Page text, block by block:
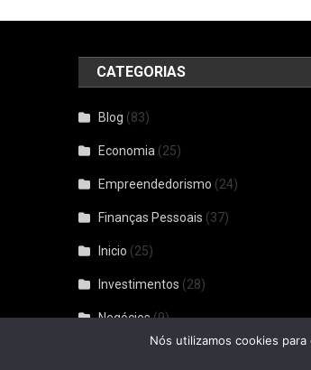
CATEGORIAS
Blog (83)
Economia (25)
Empreendedorismo (24)
Finanças Pessoais (37)
Inicio (25)
Investimentos (28)
Negócios(9)
Nós utilizamos cookies